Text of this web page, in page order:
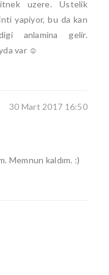
uzere. Ustelik
yapiyor, bu da kan
anlamina gelir.
var ☺️
30 Mart 2017 16:50
Memnun kaldım. :)